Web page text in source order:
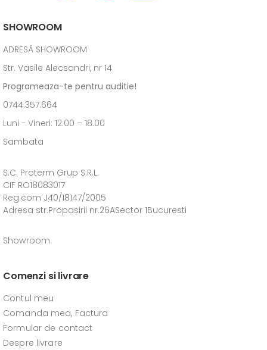
SHOWROOM
ADRESĂ SHOWROOM
Str. Vasile Alecsandri, nr 14
Programeaza-te pentru auditie!
0744.357.664
Luni - Vineri: 12:00 – 18.00
Sambata
S.C. Proterm Grup S.R.L.
CIF RO18083017
Reg.com J40/18147/2005
Adresa str.Propasirii nr.26ASector 1Bucuresti
Showroom
Comenzi si livrare
Contul meu
Comanda mea, Factura
Formular de contact
Despre livrare